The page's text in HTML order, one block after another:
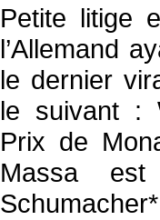
Petite litige
l’Allemand
le dernier
le suivant :
Prix de
Massa est